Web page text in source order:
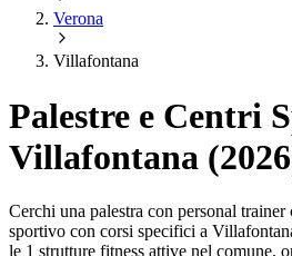
Verona
Villafontana
Palestre e Centri
Villafontana
Cerchi una palestra con personal
sportivo con corsi specifici a
le 1 strutture fitness attive nel comune,